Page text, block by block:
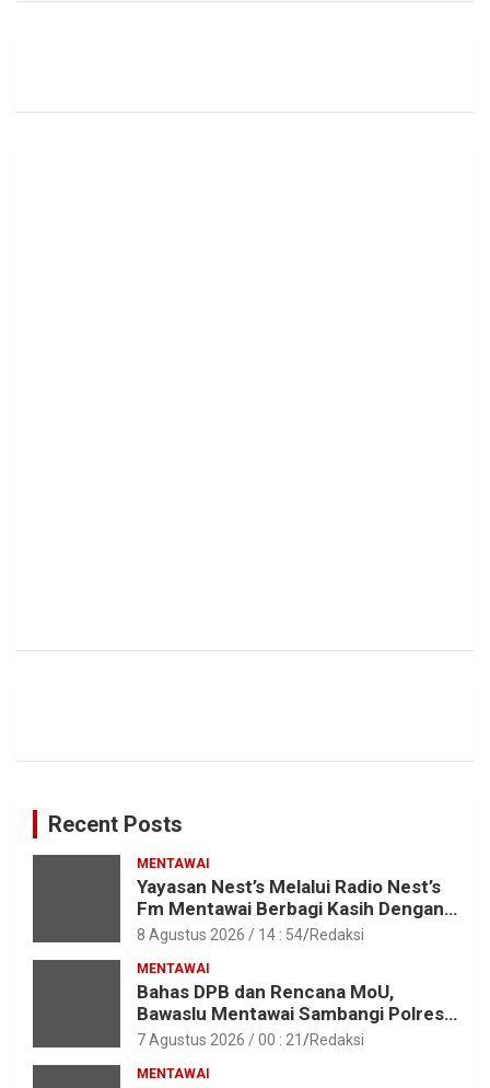
Recent Posts
MENTAWAI
Yayasan Nest’s Melalui Radio Nest’s
Fm Mentawai Berbagi Kasih Dengan
Anak – Anak Asrama SMAN 2 Sipora
8 Agustus 2026 / 14 : 54 Redaksi
MENTAWAI
Bahas DPB dan Rencana MoU,
Bawaslu Mentawai Sambangi Polres
Mentawai
7 Agustus 2026 / 00 : 21 Redaksi
MENTAWAI